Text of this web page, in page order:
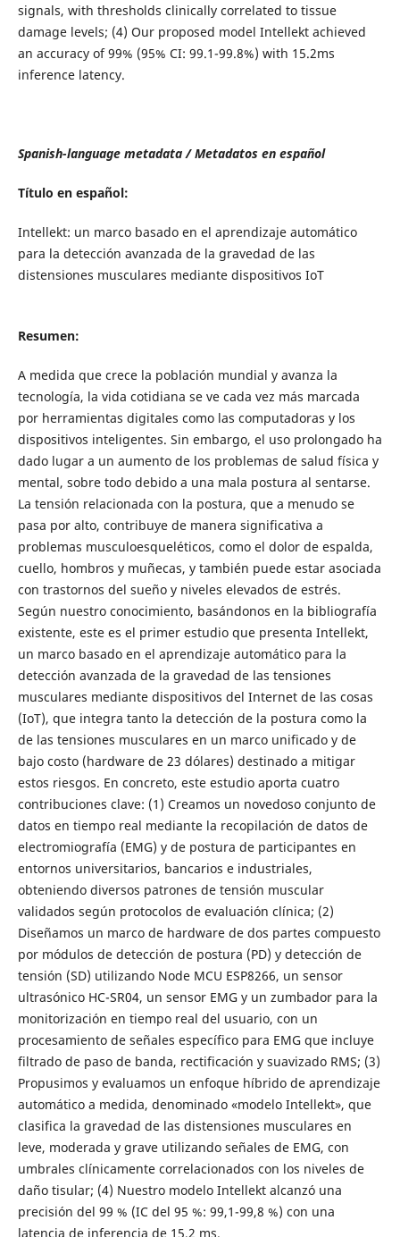
signals, with thresholds clinically correlated to tissue
damage levels; (4) Our proposed model Intellekt achieved
an accuracy of 99% (95% CI: 99.1-99.8%) with 15.2ms
inference latency.
Spanish-language metadata / Metadatos en español
Título en español:
Intellekt: un marco basado en el aprendizaje automático
para la detección avanzada de la gravedad de las
distensiones musculares mediante dispositivos IoT
Resumen:
A medida que crece la población mundial y avanza la
tecnología, la vida cotidiana se ve cada vez más marcada
por herramientas digitales como las computadoras y los
dispositivos inteligentes. Sin embargo, el uso prolongado ha
dado lugar a un aumento de los problemas de salud física y
mental, sobre todo debido a una mala postura al sentarse.
La tensión relacionada con la postura, que a menudo se
pasa por alto, contribuye de manera significativa a
problemas musculoesqueléticos, como el dolor de espalda,
cuello, hombros y muñecas, y también puede estar asociada
con trastornos del sueño y niveles elevados de estrés.
Según nuestro conocimiento, basándonos en la bibliografía
existente, este es el primer estudio que presenta Intellekt,
un marco basado en el aprendizaje automático para la
detección avanzada de la gravedad de las tensiones
musculares mediante dispositivos del Internet de las cosas
(IoT), que integra tanto la detección de la postura como la
de las tensiones musculares en un marco unificado y de
bajo costo (hardware de 23 dólares) destinado a mitigar
estos riesgos. En concreto, este estudio aporta cuatro
contribuciones clave: (1) Creamos un novedoso conjunto de
datos en tiempo real mediante la recopilación de datos de
electromiografía (EMG) y de postura de participantes en
entornos universitarios, bancarios e industriales,
obteniendo diversos patrones de tensión muscular
validados según protocolos de evaluación clínica; (2)
Diseñamos un marco de hardware de dos partes compuesto
por módulos de detección de postura (PD) y detección de
tensión (SD) utilizando Node MCU ESP8266, un sensor
ultrasónico HC-SR04, un sensor EMG y un zumbador para la
monitorización en tiempo real del usuario, con un
procesamiento de señales específico para EMG que incluye
filtrado de paso de banda, rectificación y suavizado RMS; (3)
Propusimos y evaluamos un enfoque híbrido de aprendizaje
automático a medida, denominado «modelo Intellekt», que
clasifica la gravedad de las distensiones musculares en
leve, moderada y grave utilizando señales de EMG, con
umbrales clínicamente correlacionados con los niveles de
daño tisular; (4) Nuestro modelo Intellekt alcanzó una
precisión del 99 % (IC del 95 %: 99,1-99,8 %) con una
latencia de inferencia de 15,2 ms.